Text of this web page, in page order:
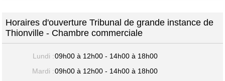
Horaires d'ouverture Tribunal de grande instance de
Thionville - Chambre commerciale
Lundi :09h00 à 12h00 - 14h00 à 18h00
Mardi :09h00 à 12h00 - 14h00 à 18h00